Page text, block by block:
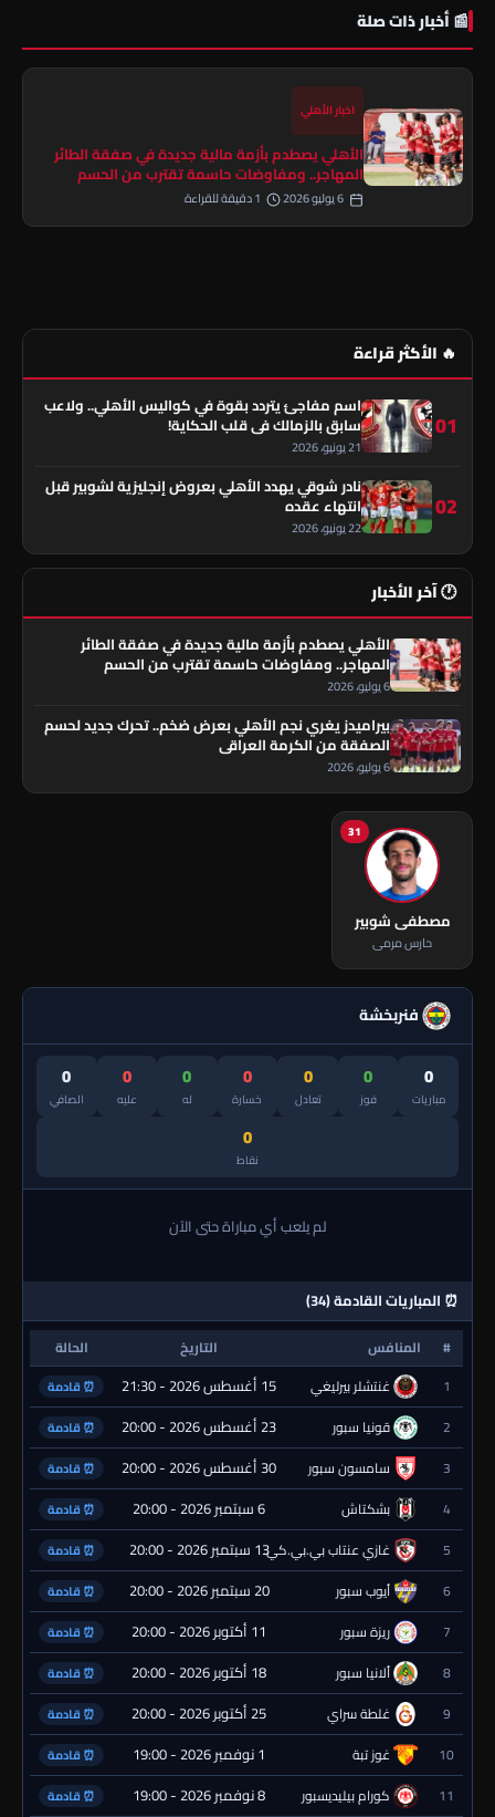
📰 أخبار ذات صلة
اخبار الأهلي
الأهلي يصطدم بأزمة مالية جديدة في صفقة الطائر
المهاجر.. ومفاوضات حاسمة تقترب من الحسم
🔥 الأكثر قراءة
01
اسم مفاجئ يتردد بقوة في كواليس الأهلي.. ولاعب
سابق بالزمالك في قلب الحكاية!
21 يونيو، 2026
02
نادر شوقي يهدد الأهلي بعروض إنجليزية لشوبير قبل
انتهاء عقده
22 يونيو، 2026
🕐 آخر الأخبار
الأهلي يصطدم بأزمة مالية جديدة في صفقة الطائر
المهاجر.. ومفاوضات حاسمة تقترب من الحسم
6 يوليو، 2026
بيراميدز يغري نجم الأهلي بعرض ضخم.. تحرك جديد لحسم
الصفقة من الكرمة العراقي
6 يوليو، 2026
31
مصطفى شوبير
حارس مرمى
فنربخشة
0
مباريات
0
فوز
0
تعادل
0
خسارة
0
له
0
عليه
0
الصافي
0
نقاط
لم يلعب أي مباراة حتى الآن
⏰ المباريات القادمة (34)
# المنافس التاريخ
الحالة
1
غنتشلر بيرليغي 15 أغسطس 2026 - 21:30 ⏰ قادمة
2 قونيا سبور 23 أغسطس 2026 - 20:00 ⏰ قادمة
3 سامسون سبور 30 أغسطس 2026 - 20:00 ⏰ قادمة
4 بشكتاش 6 سبتمبر 2026 - 20:00 ⏰ قادمة
5 غازي عنتاب بي.بي.كي.13 سبتمبر 2026 - 20:00 ⏰ قادمة
6 أيوب سبور 20 سبتمبر 2026 - 20:00 ⏰ قادمة
7 ريزة سبور 11 أكتوبر 2026 - 20:00 ⏰ قادمة
8 ألانيا سبور 18 أكتوبر 2026 - 20:00 ⏰ قادمة
9 غلطة سراي 25 أكتوبر 2026 - 20:00 ⏰ قادمة
10 غوز تبة 1 نوفمبر 2026 - 19:00 ⏰ قادمة
11 كورام بيليديسبور 8 نوفمبر 2026 - 19:00 ⏰ قادمة